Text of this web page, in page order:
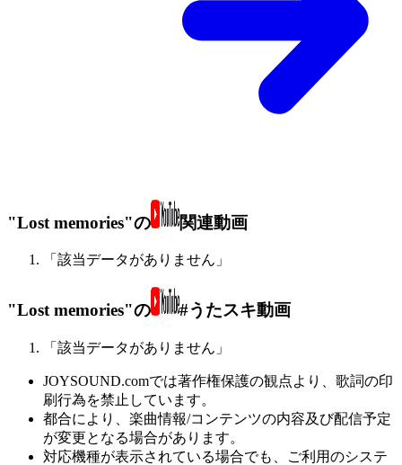
"Lost memories"の 関連動画
「該当データがありません」
"Lost memories"の #うたスキ動画
「該当データがありません」
JOYSOUND.comでは著作権保護の観点より、歌詞の印
刷行為を禁止しています。
都合により、楽曲情報/コンテンツの内容及び配信予定
が変更となる場合があります。
対応機種が表示されている場合でも、ご利用のシステ